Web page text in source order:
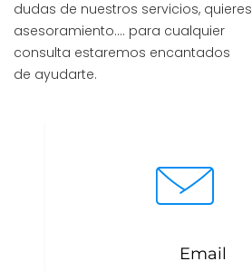
dudas de nuestros servicios, quieres
asesoramiento…. para cualquier
consulta estaremos encantados
de ayudarte.
Email